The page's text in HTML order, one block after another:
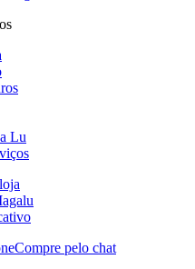
Lu
Compre pelo chat